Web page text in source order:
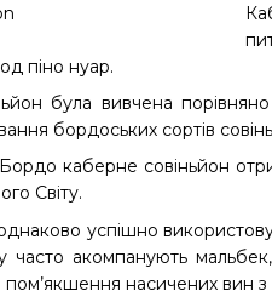
піно нуар.
була вивчена
бордоських сортів
Бордо каберне совіньйон
Світу.
успішно
акомпанують
насичених вин з